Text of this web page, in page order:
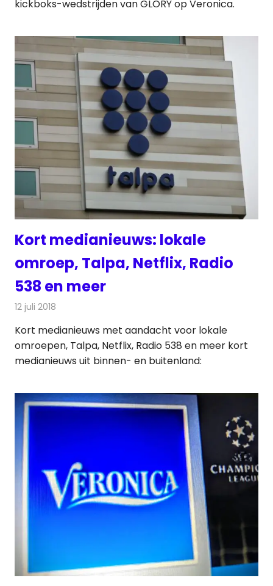
kickboks-wedstrijden van GLORY op Veronica.
Kort medianieuws: lokale
omroep, Talpa, Netflix, Radio
538 en meer
12 juli 2018
Kort medianieuws met aandacht voor lokale
omroepen, Talpa, Netflix, Radio 538 en meer kort
medianieuws uit binnen- en buitenland: